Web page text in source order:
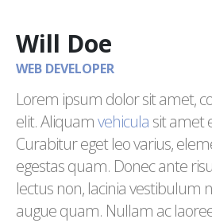
Will Doe
WEB DEVELOPER
Lorem ipsum dolor sit amet,
elit. Aliquamvehicula sit amet
Curabitur eget leo varius,
egestas quam. Donec ante
lectus non, lacinia vestibulum
augue quam. Nullam ac